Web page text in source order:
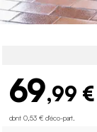
69,99 €
dont 0,53 € d'éco-part